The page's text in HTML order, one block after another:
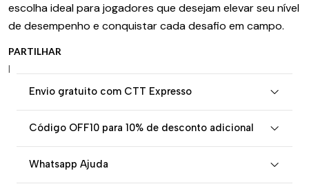
escolha ideal para jogadores que desejam elevar seu nível
de desempenho e conquistar cada desafio em campo.
PARTILHAR
|
Envio gratuito com CTT Expresso
Código OFF10 para 10% de desconto adicional
Whatsapp Ajuda